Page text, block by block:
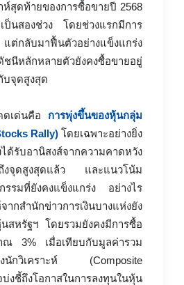
ห์สุดท้ายของการซื้อขายปี 2568
ป็นสองช่วง โดยช่วงแรกมีการ
ต่กลับมาฟื้นตัวอย่างแข็งแกร่ง
นีหลักหลายตัวยังคงซื้อขายอยู่
บจุดสูงสุด
ดเด่นคือ การพุ่งขึ้นของหุ้นกลุ่ม
Rally) โดยเฉพาะอย่างยิ่ง
ด้รับอานิสงส์จากความคาดหวัง
ถึงจุดสูงสุดแล้ว และแนวโน้ม
รรมที่ยังคงแข็งแกร่ง อย่างไร
กสำนักข่าวการเงินบางแห่งยัง
สหรัฐฯ โดยรวมยังคงมีการซื้อ
ณ 3% เมื่อเทียบกับมูลค่ารวม
งนักวิเคราะห์ (Composite
งชี้ถึงโอกาสในการลงทุนในหุ้น